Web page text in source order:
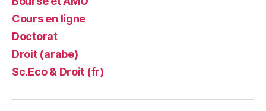
Cours en ligne
Doctorat
Droit (arabe)
Sc.Eco & Droit (fr)